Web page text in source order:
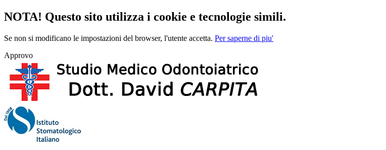
NOTA! Questo sito utilizza i cookie e tecnologie simili.
Se non si modificano le impostazioni del browser, l'utente accetta. Per saperne di piu'
Approvo